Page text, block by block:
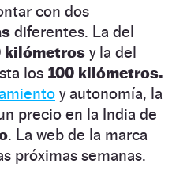
con dos
diferentes. La del
kilómetros y la del
los 100 kilómetros.
y autonomía, la
precio en la India de
. La web de la marca
próximas semanas.